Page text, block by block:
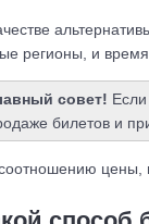
регионы, и время
совет!
билетов и
цены,